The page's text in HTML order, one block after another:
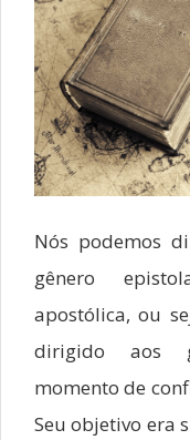
Nós podemos
gênero
apostólica, ou
dirigido aos
momento de
Seu objetivo era